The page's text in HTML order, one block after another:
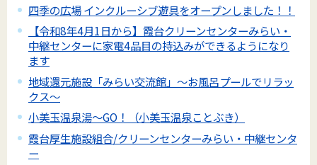
四季の広場 インクルーシブ遊具をオープンしました！！
【令和8年4月1日から】霞台クリーンセンターみらい・
中継センターに家電4品目の持込みができるようになり
ます
地域還元施設「みらい交流館」～お風呂プールでリラッ
クス～
小美玉温泉湯～GO！（小美玉温泉ことぶき）
霞台厚生施設組合/クリーンセンターみらい・中継センタ
ー